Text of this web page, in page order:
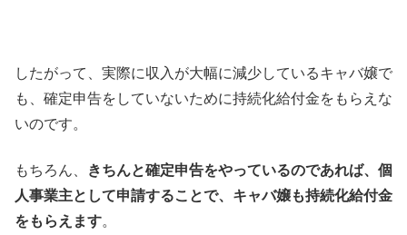
したがって、実際に収入が大幅に減少しているキャバ嬢で
も、確定申告をしていないために持続化給付金をもらえな
いのです。
もちろん、
きちんと確定申告をやっているのであれば、個
人事業主として申請することで、キャバ嬢も持続化給付金
をもらえます。